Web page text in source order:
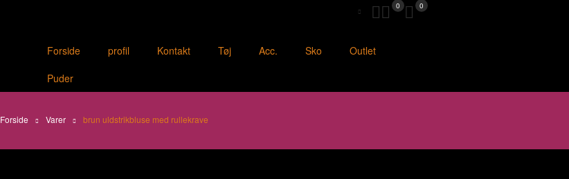
0 0
Forside profil Kontakt Tøj Acc. Sko
Outlet
Puder
Forside Varer brun uldstrikbluse med rullekrave